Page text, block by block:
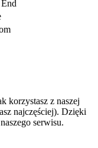
korzystasz z naszej
najczęściej). Dzięki
serwisu.